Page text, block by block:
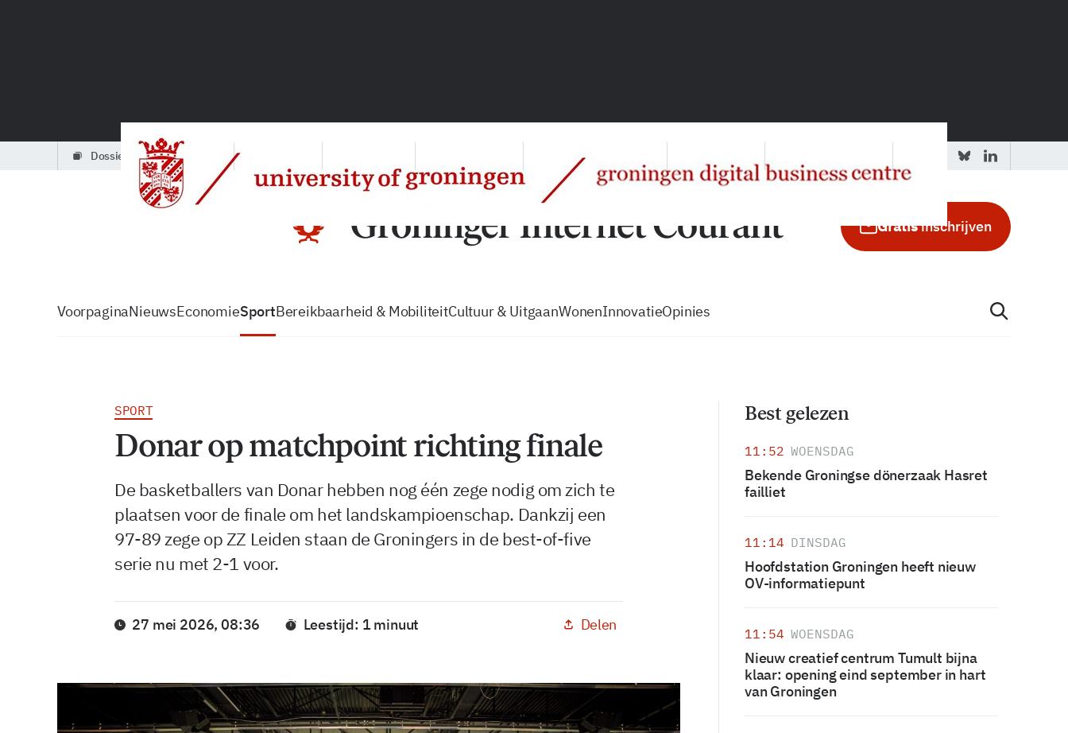
dossiers
Gratisinschrijven
VoorpaginaNieuwsEconomieSportBereikbaarheid & MobiliteitCultuur & UitgaanWonenInnovatieOpinies
SPORT
Donar op matchpoint richting finale
De basketballers van Donar hebben nog één zege nodig om zich te
plaatsen voor de finale om het landskampioenschap. Dankzij een
97-89 zege op ZZ Leiden staan de Groningers in de best-of-five
serie nu met 2-1 voor.
27 mei 2026, 08:36 Leestijd: 1 minuut Delen
Best gelezen
11:52 WOENSDAG
Bekende Groningse dönerzaak Hasret
failliet
11:14 DINSDAG
Hoofdstation Groningen heeft nieuw
OV-informatiepunt
11:54 WOENSDAG
Nieuw creatief centrum Tumult bijna
klaar: opening eind september in hart
van Groningen